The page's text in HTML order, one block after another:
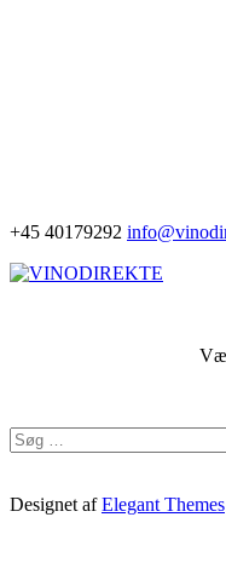
+45 40179292
Designet afElegant Themes